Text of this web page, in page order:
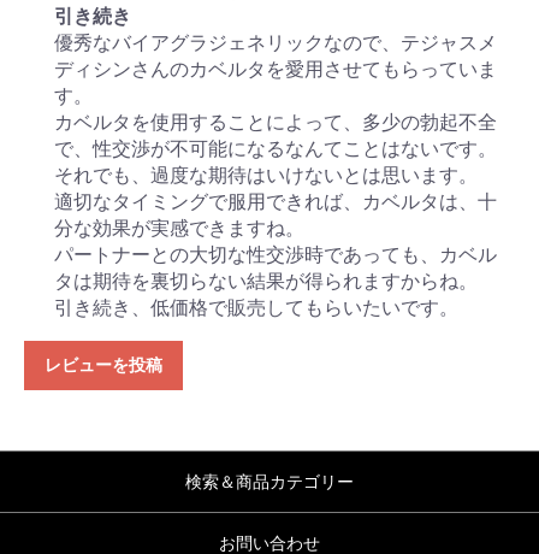
引き続き
優秀なバイアグラジェネリックなので、テジャスメ
ディシンさんのカベルタを愛用させてもらっていま
す。
カベルタを使用することによって、多少の勃起不全
で、性交渉が不可能になるなんてことはないです。
それでも、過度な期待はいけないとは思います。
適切なタイミングで服用できれば、カベルタは、十
分な効果が実感できますね。
パートナーとの大切な性交渉時であっても、カベル
タは期待を裏切らない結果が得られますからね。
引き続き、低価格で販売してもらいたいです。
レビューを投稿
検索＆商品カテゴリー
お問い合わせ